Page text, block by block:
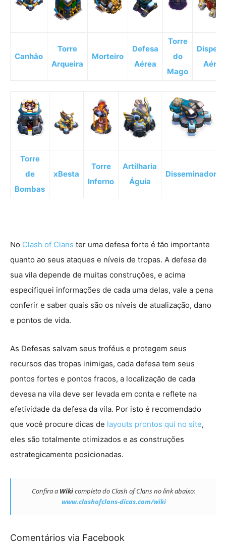
Canhão
Torre
Arqueira
Morteiro
Defesa
Aérea
Torre
do
Mago
Aéreo
Torre
de
Bombas
xBesta
Torre
Inferno
Artilharia
Águia
Disseminador
No Clash of Clans ter uma defesa forte é tão importante
quanto ao seus ataques e níveis de tropas. A defesa de
sua vila depende de muitas construções, e acima
especifiquei informações de cada uma delas, vale a pena
conferir e saber quais são os níveis de atualização, dano
e pontos de vida.
As Defesas salvam seus troféus e protegem seus
recursos das tropas inimigas, cada defesa tem seus
pontos fortes e pontos fracos, a localização de cada
devesa na vila deve ser levada em conta e reflete na
efetividade da defesa da vila. Por isto é recomendado
que você procure dicas de layouts prontos qui no site,
eles são totalmente otimizados e as construções
estrategicamente posicionadas.
Confira a Wikicompleta do Clash of Clans no link abaixo:
www.clashofclans-dicas.com/wiki
Comentários via Facebook